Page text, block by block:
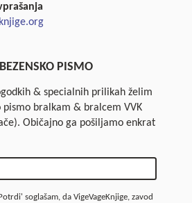
PISMO
& specialnih prilikah želim
pismo bralkam & bralcem VVK
Običajno ga pošiljamo enkrat
soglašam, da VigeVageKnjige, zavod